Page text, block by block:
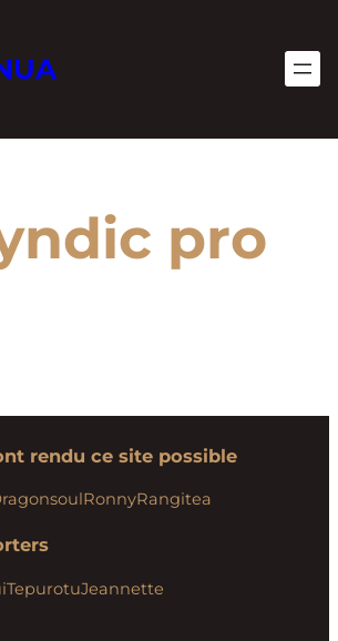
pro
rendu ce site possible
RonnyRangitea
TepurotuJeannette